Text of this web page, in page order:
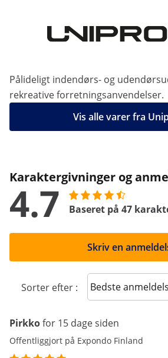
Pålideligt indendørs- og
rekreative forretningsanvendelser.
Vis alle varer fra
Karaktergivninger og
4.7 Baseret på 47
Skriv en
Sorter efter : Sort reviews
Pirkkofor 15 dage siden
Offentliggjort på Expondo Finland